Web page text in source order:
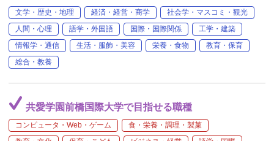
文学・歴史・地理 経済・経営・商学
社会学・マスコミ・観光
人間・心理
語学・外国語 国際・国際関係
工学・建築
情報学・通信
生活・服飾・美容 栄養・食物
教育・保育
総合・教養
共愛学園前橋国際大学で目指せる職種
コンピュータ・Web・ゲーム
食・栄養・調理・製菓